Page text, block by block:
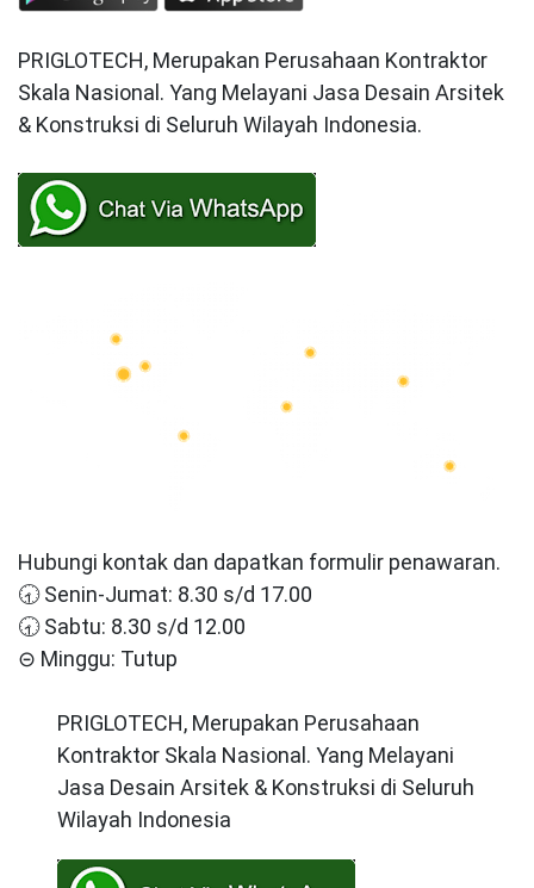
PRIGLOTECH, Merupakan Perusahaan Kontraktor
Skala Nasional. Yang Melayani Jasa Desain Arsitek
& Konstruksi di Seluruh Wilayah Indonesia.
Hubungi kontak dan dapatkan formulir penawaran.
🕣 Senin-Jumat: 8.30 s/d 17.00
🕣 Sabtu: 8.30 s/d 12.00
⊝ Minggu: Tutup
PRIGLOTECH, Merupakan Perusahaan
Kontraktor Skala Nasional. Yang Melayani
Jasa Desain Arsitek & Konstruksi di Seluruh
Wilayah Indonesia